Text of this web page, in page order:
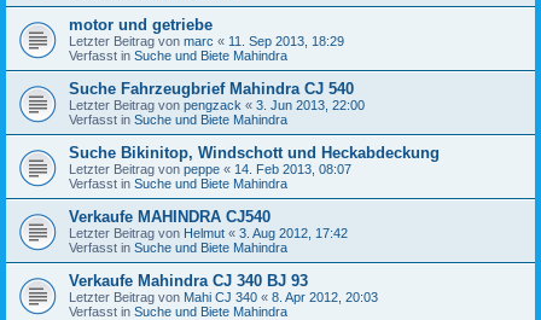
motor und getriebe
Letzter Beitrag von marc « 11. Sep 2013, 18:29
Verfasst in Suche und Biete Mahindra
Suche Fahrzeugbrief Mahindra CJ 540
Letzter Beitrag von pengzack « 3. Jun 2013, 22:00
Verfasst in Suche und Biete Mahindra
Suche Bikinitop, Windschott und Heckabdeckung
Letzter Beitrag von peppe « 14. Feb 2013, 08:07
Verfasst in Suche und Biete Mahindra
Verkaufe MAHINDRA CJ540
Letzter Beitrag von Helmut « 3. Aug 2012, 17:42
Verfasst in Suche und Biete Mahindra
Verkaufe Mahindra CJ 340 BJ 93
Letzter Beitrag von Mahi CJ 340 « 8. Apr 2012, 20:03
Verfasst in Suche und Biete Mahindra